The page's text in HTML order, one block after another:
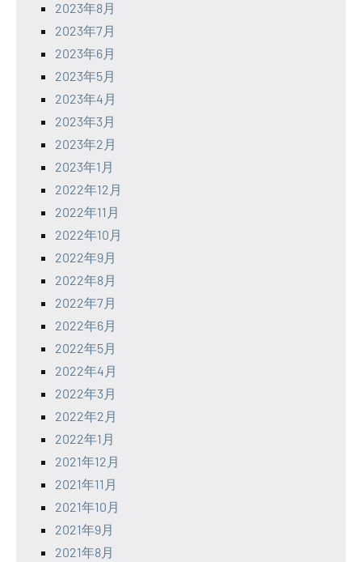
2023年8月
2023年7月
2023年6月
2023年5月
2023年4月
2023年3月
2023年2月
2023年1月
2022年12月
2022年11月
2022年10月
2022年9月
2022年8月
2022年7月
2022年6月
2022年5月
2022年4月
2022年3月
2022年2月
2022年1月
2021年12月
2021年11月
2021年10月
2021年9月
2021年8月